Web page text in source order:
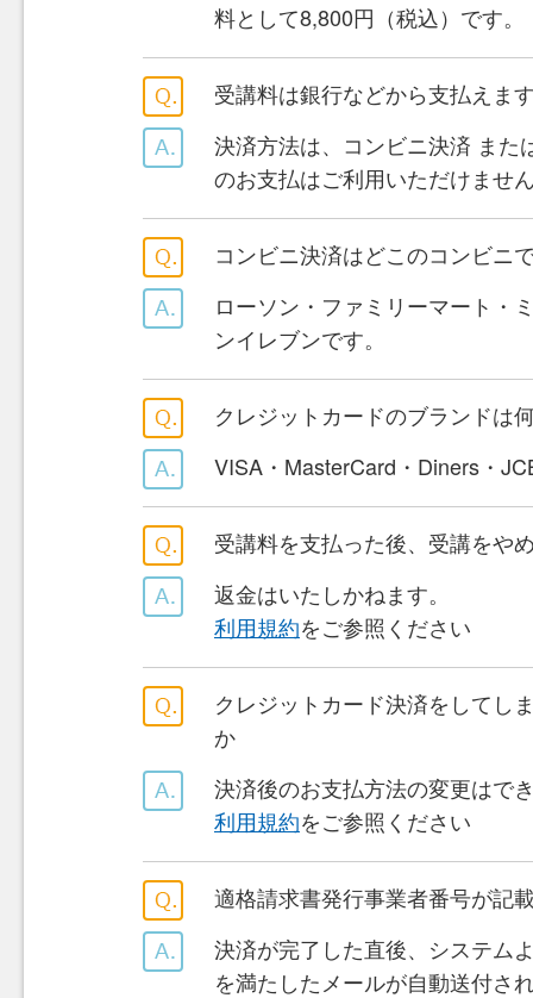
料として8,800円（税込）です。
受講料は銀行などから支払えま
決済方法は、コンビニ決済 ま
のお支払はご利用いただけませ
コンビニ決済はどこのコンビニ
ローソン・ファミリーマート・
ンイレブンです。
クレジットカードのブランドは
VISA・MasterCard・Diners・
受講料を支払った後、受講をや
返金はいたしかねます。
利用規約をご参照ください
クレジットカード決済をしてし
か
決済後のお支払方法の変更はで
利用規約をご参照ください
適格請求書発行事業者番号が記
決済が完了した直後、システム
を満たしたメールが自動送付さ